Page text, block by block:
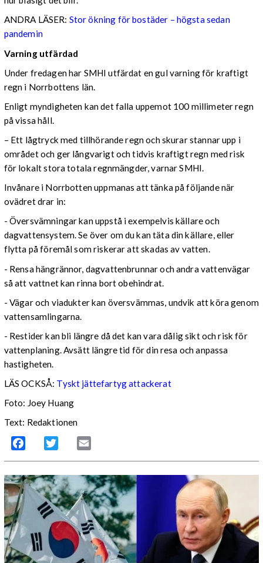
ANDRA LÄSER: Stor ökning för bostäder – högsta sedan
pandemin
Varning utfärdad
Under fredagen har SMHI utfärdat en gul varning för kraftigt
regn i Norrbottens län.
Enligt myndigheten kan det falla uppemot 100 millimeter regn
på vissa håll.
– Ett lågtryck med tillhörande regn och skurar stannar upp i
området och ger långvarigt och tidvis kraftigt regn med risk
för lokalt stora totala regnmängder, varnar SMHI.
Invånare i Norrbotten uppmanas att tänka på följande när
ovädret drar in:
- Översvämningar kan uppstå i exempelvis källare och
dagvattensystem. Se över om du kan täta din källare, eller
flytta på föremål som riskerar att skadas av vatten.
- Rensa hängrännor, dagvattenbrunnar och andra vattenvägar
så att vattnet kan rinna bort obehindrat.
- Vägar och viadukter kan översvämmas, undvik att köra genom
vattensamlingarna.
- Restider kan bli längre då det kan vara dålig sikt och risk för
vattenplaning. Avsätt längre tid för din resa och anpassa
hastigheten.
LÄS OCKSÅ: Tyskt jättefartyg attackerat
Foto: Joey Huang
Text: Redaktionen
Facebook Twitter